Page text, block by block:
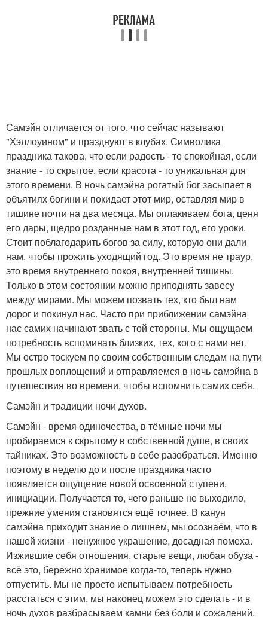
Самэйн отличается от того, что сейчас называют
"Хэллоуином" и празднуют в клубах. Символика
праздника такова, что если радость - то спокойная, если
знание - то скрытое, если красота - то уникальная для
этого времени. В ночь самэйна рогатый бог засыпает в
объятиях богини и покидает этот мир, оставляя мир в
тишине почти на два месяца. Мы оплакиваем бога, ценя
его дары, щедро розданные нам в этот год, его уроки.
Стоит поблагодарить богов за силу, которую они дали
нам, чтобы прожить уходящий год. Это время не траур,
это время внутреннего покоя, внутренней тишины.
Только в этом состоянии можно приподнять завесу
между мирами. Мы можем позвать тех, кто был нам
дорог и покинул нас. Часто при приближении самэйна
нас самих начинают звать с той стороны. Мы ощущаем
потребность вспоминать близких, тех, кого с нами нет.
Мы остро тоскуем по своим собственным следам на пути
прошлых воплощений и отправляемся в ночь самэйна в
путешествия во времени, чтобы вспомнить самих себя.
Самэйн и традиции ночи духов.
Самэйн - время одиночества, в тёмные ночи мы
пробираемся к скрытому в собственной душе, в своих
тайниках. Это возможность в себе разобраться. Именно
поэтому в неделю до и после праздника часто
появляется ощущение новой освоенной ступени,
инициации. Получается то, чего раньше не выходило,
прежние умения становятся ещё точнее. В канун
самэйна приходит знание о лишнем, мы осознаём, что в
нашей жизни - ненужное украшение, досадная помеха.
Изжившие себя отношения, старые вещи, любая обуза -
всё это, бережно хранимое когда-то, теперь нужно
отпустить. Мы не просто испытываем потребность
расстаться с этим, мы наконец можем это сделать - и в
ночь духов разбрасываем камни без боли и сожалений.